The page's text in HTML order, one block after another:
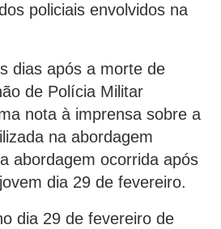
policiais envolvidos na
dias após a morte de
de Polícia Militar
nota à imprensa sobre a
na abordagem
abordagem ocorrida após
dia 29 de fevereiro.
dia 29 de fevereiro de